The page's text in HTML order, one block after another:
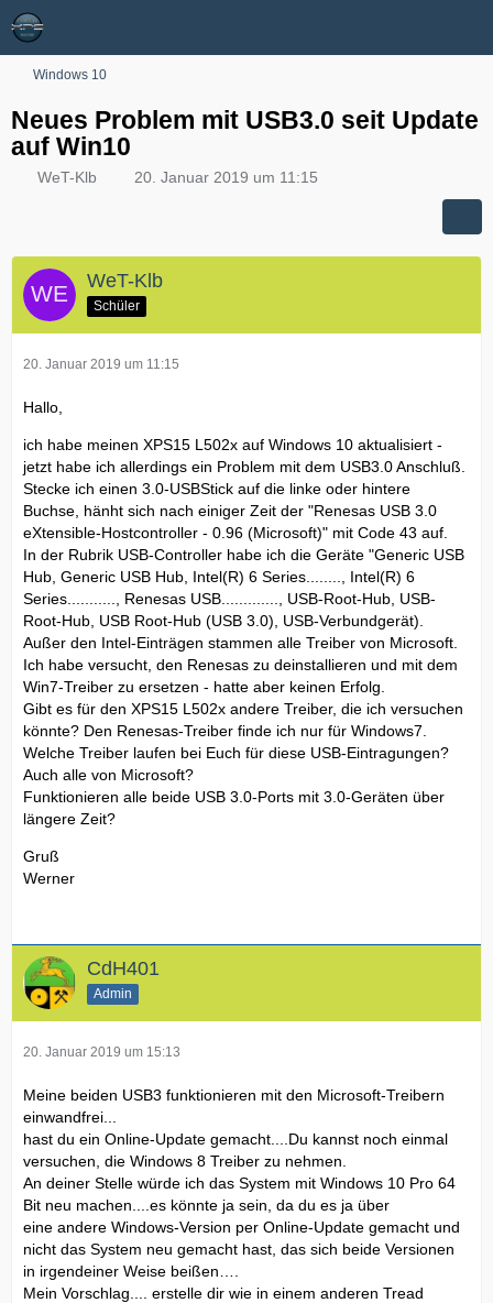
Windows 10
Neues Problem mit USB3.0 seit Update
auf Win10
WeT-Klb 20. Januar 2019 um 11:15
WeT-Klb
Schüler
20. Januar 2019 um 11:15
Hallo,
ich habe meinen XPS15 L502x auf Windows 10 aktualisiert -
jetzt habe ich allerdings ein Problem mit dem USB3.0 Anschluß.
Stecke ich einen 3.0-USBStick auf die linke oder hintere
Buchse, hänht sich nach einiger Zeit der "Renesas USB 3.0
eXtensible-Hostcontroller - 0.96 (Microsoft)" mit Code 43 auf.
In der Rubrik USB-Controller habe ich die Geräte "Generic USB
Hub, Generic USB Hub, Intel(R) 6 Series........, Intel(R) 6
Series..........., Renesas USB............., USB-Root-Hub, USB-
Root-Hub, USB Root-Hub (USB 3.0), USB-Verbundgerät).
Außer den Intel-Einträgen stammen alle Treiber von Microsoft.
Ich habe versucht, den Renesas zu deinstallieren und mit dem
Win7-Treiber zu ersetzen - hatte aber keinen Erfolg.
Gibt es für den XPS15 L502x andere Treiber, die ich versuchen
könnte? Den Renesas-Treiber finde ich nur für Windows7.
Welche Treiber laufen bei Euch für diese USB-Eintragungen?
Auch alle von Microsoft?
Funktionieren alle beide USB 3.0-Ports mit 3.0-Geräten über
längere Zeit?
Gruß
Werner
CdH401
Admin
20. Januar 2019 um 15:13
Meine beiden USB3 funktionieren mit den Microsoft-Treibern
einwandfrei...
hast du ein Online-Update gemacht....Du kannst noch einmal
versuchen, die Windows 8 Treiber zu nehmen.
An deiner Stelle würde ich das System mit Windows 10 Pro 64
Bit neu machen....es könnte ja sein, da du es ja über
eine andere Windows-Version per Online-Update gemacht und
nicht das System neu gemacht hast, das sich beide Versionen
in irgendeiner Weise beißen….
Mein Vorschlag.... erstelle dir wie in einem anderen Tread